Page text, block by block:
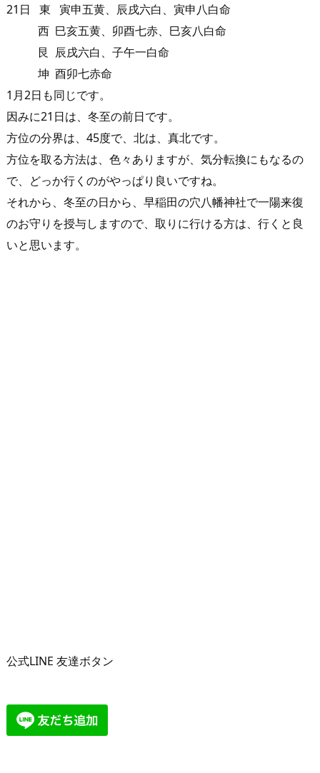
21日 東 寅申五黄、辰戌六白、寅申八白命
西 巳亥五黄、卯酉七赤、巳亥八白命
艮 辰戌六白、子午一白命
坤 酉卯七赤命
1月2日も同じです。
因みに21日は、冬至の前日です。
方位の分界は、45度で、北は、真北です。
方位を取る方法は、色々ありますが、気分転換にもなるの
で、どっか行くのがやっぱり良いですね。
それから、冬至の日から、早稲田の穴八幡神社で一陽来復
のお守りを授与しますので、取りに行ける方は、行くと良
いと思います。
公式LINE 友達ボタン